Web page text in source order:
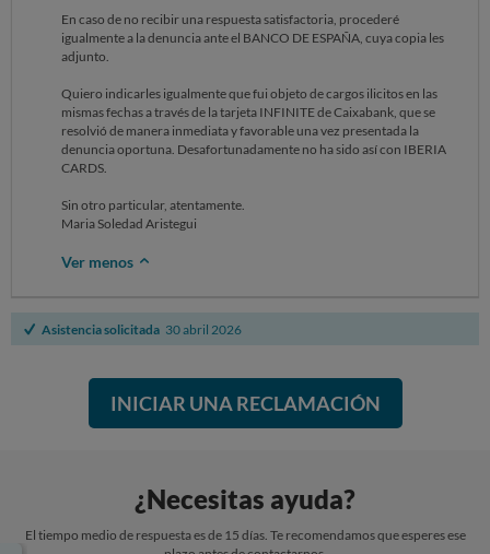
En caso de no recibir una respuesta satisfactoria, procederé
igualmente a la denuncia ante el BANCO DE ESPAÑA, cuya copia les
adjunto.
Quiero indicarles igualmente que fui objeto de cargos ilicitos en las
mismas fechas a través de la tarjeta INFINITE de Caixabank, que se
resolvió de manera inmediata y favorable una vez presentada la
denuncia oportuna. Desafortunadamente no ha sido así con IBERIA
CARDS.
Sin otro particular, atentamente.
Maria Soledad Aristegui
Ver menos
Asistencia solicitada 30 abril 2026
INICIAR UNA RECLAMACIÓN
¿Necesitas ayuda?
El tiempo medio de respuesta es de 15 días. Te recomendamos que esperes ese